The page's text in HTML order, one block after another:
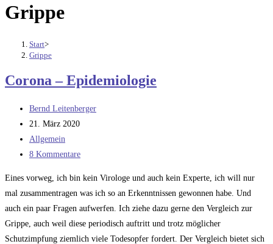
Grippe
Start>
Grippe
Corona – Epidemiologie
Beitrags-
Autor:
Bernd Leitenberger
Beitrag
veröffentlicht:
21. März 2020
Beitrags-
Kategorie:
Allgemein
Beitrags-
8 Kommentare
Eines vorweg, ich bin kein Virologe und auch kein Experte, ich will nur
mal zusammentragen was ich so an Erkenntnissen gewonnen habe. Und
auch ein paar Fragen aufwerfen. Ich ziehe dazu gerne den Vergleich zur
Grippe, auch weil diese periodisch auftritt und trotz möglicher
Schutzimpfung ziemlich viele Todesopfer fordert. Der Vergleich bietet sich